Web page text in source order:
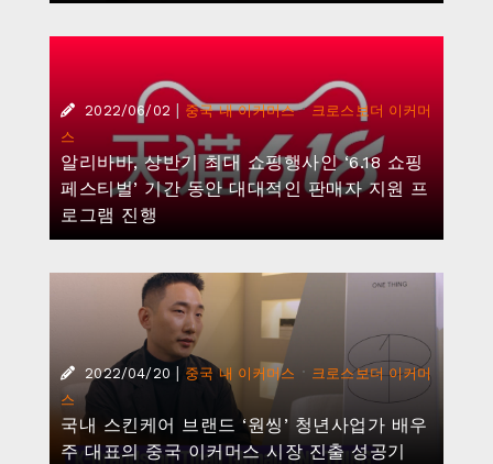
2022/06/02 중국 내 이커머스·크로스보더 이커머
스
알리바바, 상반기 최대 쇼핑행사인 ‘6.18 쇼핑
페스티벌’ 기간 동안 대대적인 판매자 지원 프
로그램 진행
2022/04/20 중국 내 이커머스 · 크로스보더 이커머
스
국내 스킨케어 브랜드 ‘원씽’ 청년사업가 배우
주 대표의 중국 이커머스 시장 진출 성공기